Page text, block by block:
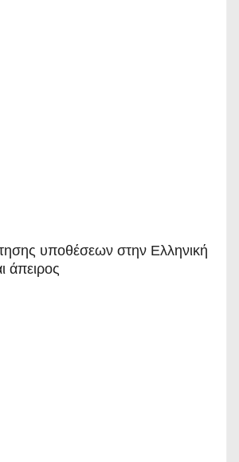
υποθέσεων στην Ελληνική
άπειρος